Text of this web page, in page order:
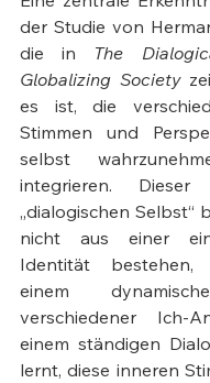
der Studie von
die in The
Globalizing Society
es ist, die
Stimmen und
selbst
integrieren.
„dialogischen Selbst“
nicht aus einer
Identität bestehen,
einem
verschiedener Ich-
einem ständigen
lernt, diese inneren